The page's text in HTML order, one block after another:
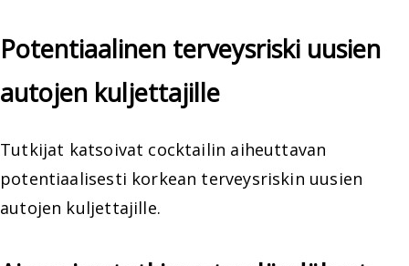
Potentiaalinen terveysriski uusien
autojen kuljettajille
Tutkijat katsoivat cocktailin aiheuttavan
potentiaalisesti korkean terveysriskin uusien
autojen kuljettajille.